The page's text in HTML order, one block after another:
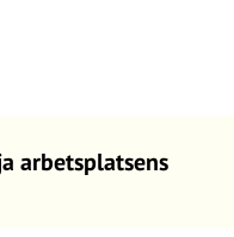
arbetsplatsens